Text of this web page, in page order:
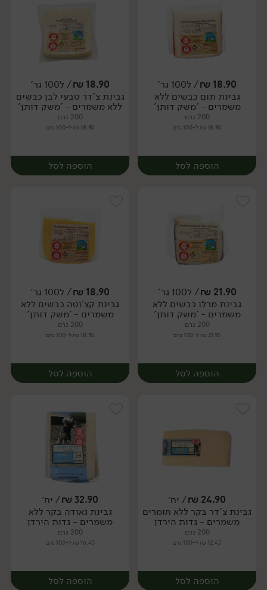
יח׳ יח׳
18.90
₪/ ל100 גר'
גבינת תום כבשים ללא
משמרים - 'משק דותן'
200 גרם
18.90 ₪ ל-100 גרם
הוספה לסל
יח׳
18.90
₪/ ל100 גר'
גבינת צ'דר טבעי לבן כבשים
ללא משמרים - 'משק דותן'
200 גרם
18.90 ₪ ל-100 גרם
הוספה לסל
יח׳
21.90
₪/ ל100 גר'
גבינת מרלו כבשים ללא
משמרים - 'משק דותן'
200 גרם
21.90 ₪ ל-100 גרם
הוספה לסל
יח׳
18.90
₪/ ל100 גר'
גבינת קצ'וטה כבשים ללא
משמרים - 'משק דותן'
200 גרם
18.90 ₪ ל-100 גרם
הוספה לסל
יח׳
24.90
₪/ יח׳
גבינת צ'דר בקר ללא חומרים
משמרים - גדות הירדן
200 גרם
12.45 ₪ ל-100 גרם
הוספה לסל
32.90
₪/ יח׳
גבינת גאודה בקר ללא
משמרים - גדות הירדן
200 גרם
16.45 ₪ ל-100 גרם
הוספה לסל